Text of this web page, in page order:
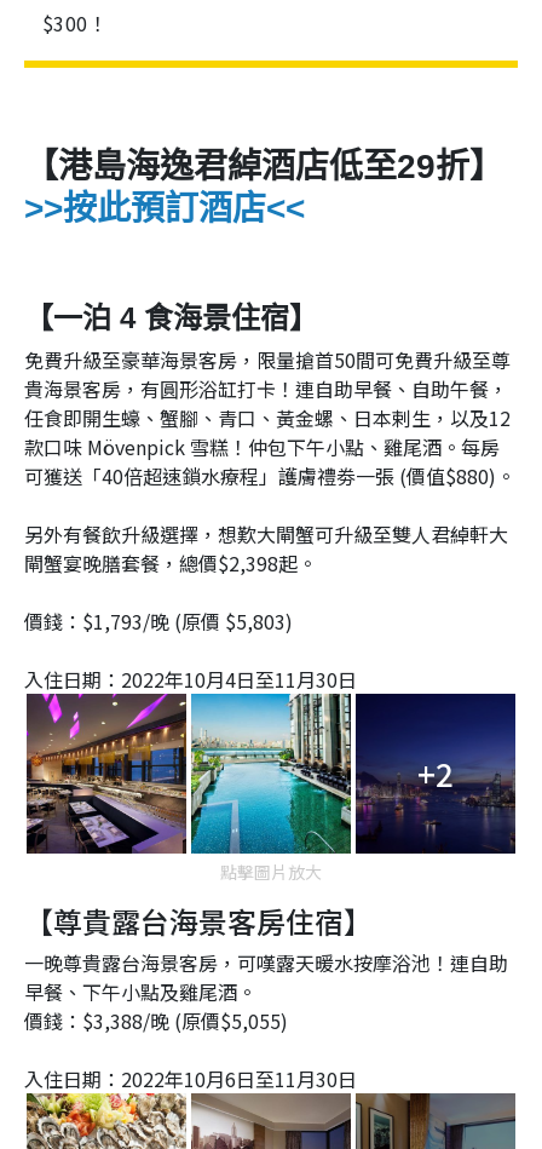
$300！
【港島海逸君綽酒店低至29折】
>>按此預訂酒店<<
【一泊 4 食海景住宿】
免費升級至豪華海景客房，限量搶首50間可免費升級至尊
貴海景客房，有圓形浴缸打卡！連自助早餐、自助午餐，
任食即開生蠔、蟹腳、青口、黃金螺、日本剌生，以及12
款口味 Mövenpick 雪糕！仲包下午小點、雞尾酒。每房
可獲送「40倍超速鎖水療程」護膚禮劵一張 (價值$880)。
另外有餐飲升級選擇，想歎大閘蟹可升級至雙人君綽軒大
閘蟹宴晚膳套餐，總價$2,398起。
價錢：$1,793/晚 (原價 $5,803)
入住日期：2022年10月4日至11月30日
+2
點擊圖片放大
【尊貴露台海景客房住宿】
一晚尊貴露台海景客房，可嘆露天暖水按摩浴池！連自助
早餐、下午小點及雞尾酒。
價錢：$3,388/晚 (原價$5,055)
入住日期：2022年10月6日至11月30日